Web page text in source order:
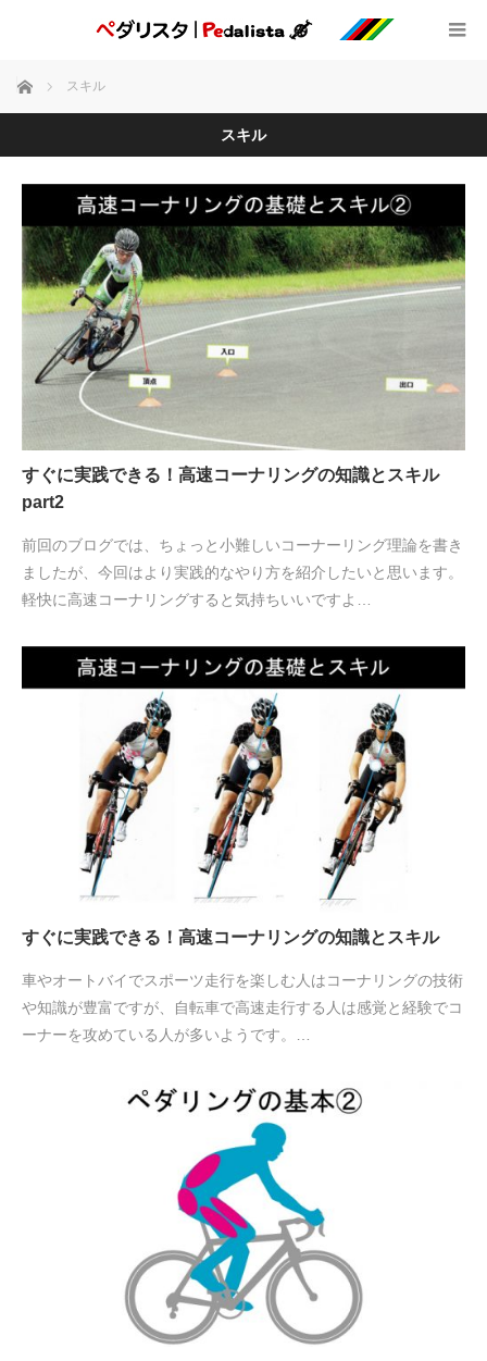
ホーム スキル
スキル
すぐに実践できる！高速コーナリングの知識とスキル
part2
前回のブログでは、ちょっと小難しいコーナーリング理論を書き
ましたが、今回はより実践的なやり方を紹介したいと思います。
軽快に高速コーナリングすると気持ちいいですよ…
すぐに実践できる！高速コーナリングの知識とスキル
車やオートバイでスポーツ走行を楽しむ人はコーナリングの技術
や知識が豊富ですが、自転車で高速走行する人は感覚と経験でコ
ーナーを攻めている人が多いようです。…